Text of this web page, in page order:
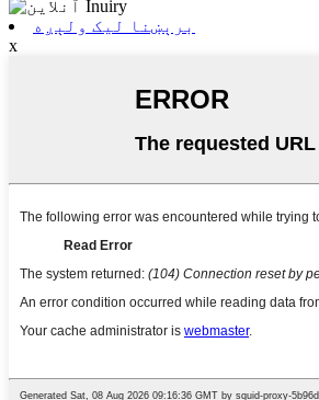
برېښنا لیک ولېږه
x